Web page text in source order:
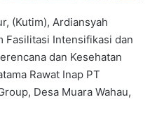
(Kutim), Ardiansyah
Fasilitasi Intensifikasi dan
dan Kesehatan
Rawat Inap PT
Desa Muara Wahau,